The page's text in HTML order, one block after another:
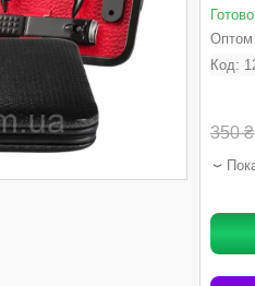
Оптом
Код:
350 ₴